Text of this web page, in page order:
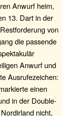
Anwurf heim,
13. Dart in der
von
die passende
Anwurf und
Ausrufezeichen:
einen
in der Double-
nicht,